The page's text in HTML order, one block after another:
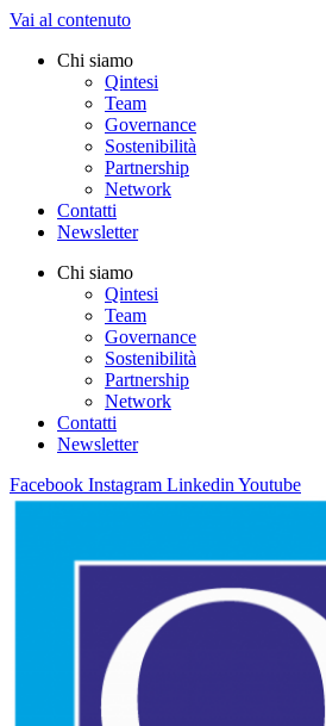
Vai al contenuto
Chi siamo
Qintesi
Team
Governance
Sostenibilità
Partnership
Network
Contatti
Newsletter
Chi siamo
Qintesi
Team
Governance
Sostenibilità
Partnership
Network
Contatti
Newsletter
Facebook Instagram Linkedin Youtube